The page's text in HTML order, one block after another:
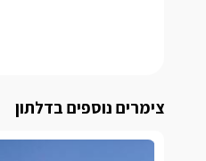
צימרים נוספים בדלתון